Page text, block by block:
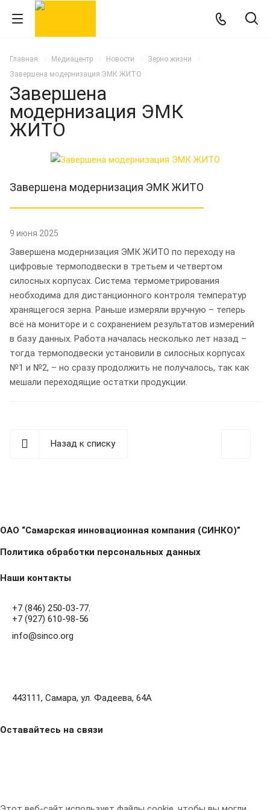
Главная Медиацентр Новости
Зерно жизни
Завершена модернизация ЭМК ЖИТО
Завершена
модернизация ЭМК
ЖИТО
Завершена модернизация ЭМК ЖИТО
9 июня 2025
Завершена модернизация ЭМК ЖИТО по переходу на
цифровые термоподвески в третьем и четвертом
силосных корпусах. Система термометрирования
необходима для дистанционного контроля температур
хранящегося зерна. Раньше измеряли вручную – теперь
всё на мониторе и с сохранением результатов измерений
в базу данных. Работа началась несколько лет назад –
тогда термоподвески установили в силосных корпусах
№1 и №2, – но сразу продолжить не получалось, так как
мешали переходящие остатки продукции.
Назад к списку
ОАО “Самарская инновационная компания (СИНКО)”
Политика обработки персональных данных
Наши контакты
+7 (846) 250-03-77,
+7 (927) 610-98-56
info@sinco.org
443111, Самара, ул. Фадеева, 64А
Оставайтесь на связи